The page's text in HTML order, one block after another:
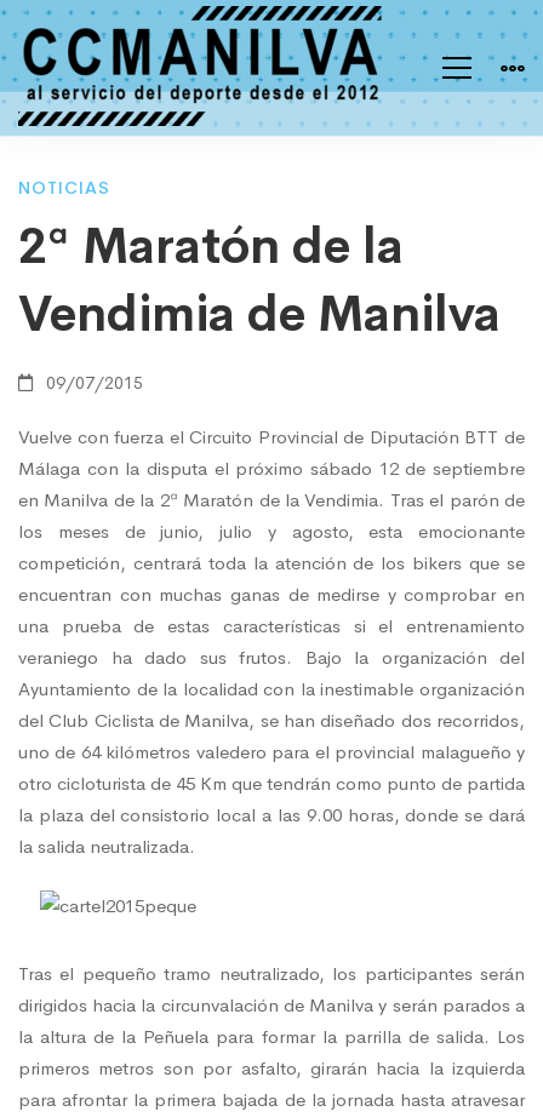
2ª
Maratón
de
la
Vendimia
de
Manilva
NOTICIAS
2ª Maratón de la
Vendimia de Manilva
09/07/2015
Vuelve con fuerza el Circuito Provincial de Diputación BTT de
Málaga con la disputa el próximo sábado 12 de septiembre
en Manilva de la 2ª Maratón de la Vendimia. Tras el parón de
los meses de junio, julio y agosto, esta emocionante
competición, centrará toda la atención de los bikers que se
encuentran con muchas ganas de medirse y comprobar en
una prueba de estas características si el entrenamiento
veraniego ha dado sus frutos. Bajo la organización del
Ayuntamiento de la localidad con la inestimable organización
del Club Ciclista de Manilva, se han diseñado dos recorridos,
uno de 64 kilómetros valedero para el provincial malagueño y
otro cicloturista de 45 Km que tendrán como punto de partida
la plaza del consistorio local a las 9.00 horas, donde se dará
la salida neutralizada.
Tras el pequeño tramo neutralizado, los participantes serán
dirigidos hacia la circunvalación de Manilva y serán parados a
la altura de la Peñuela para formar la parrilla de salida. Los
primeros metros son por asfalto, girarán hacia la izquierda
para afrontar la primera bajada de la jornada hasta atravesar